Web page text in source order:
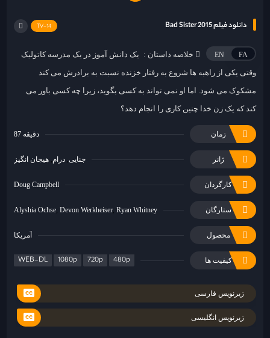
دانلود فیلم Bad Sister 2015 TV-14
FA
EN خلاصه داستان : یک دانش آموز در یک مدرسه کاتولیک
وقتی یکی از راهبه ها شروع به رفتار خزنده نسبت به برادرش می کند
مشکوک می شود. اما او نمی تواند به کسی بگوید، زیرا چه کسی باور می
کند که یک زن خدا چنین کاری را انجام دهد؟
زمان 87 دقیقه
ژانر جنایی درام هیجان انگیز
کارگردان Doug Campbell
ستارگان Alyshia Ochse Devon Werkheiser Ryan Whitney
محصول آمریکا
کیفیت ها WEB-DL 1080p 720p 480p
زیرنویس فارسی
زیرنویس انگلیسی